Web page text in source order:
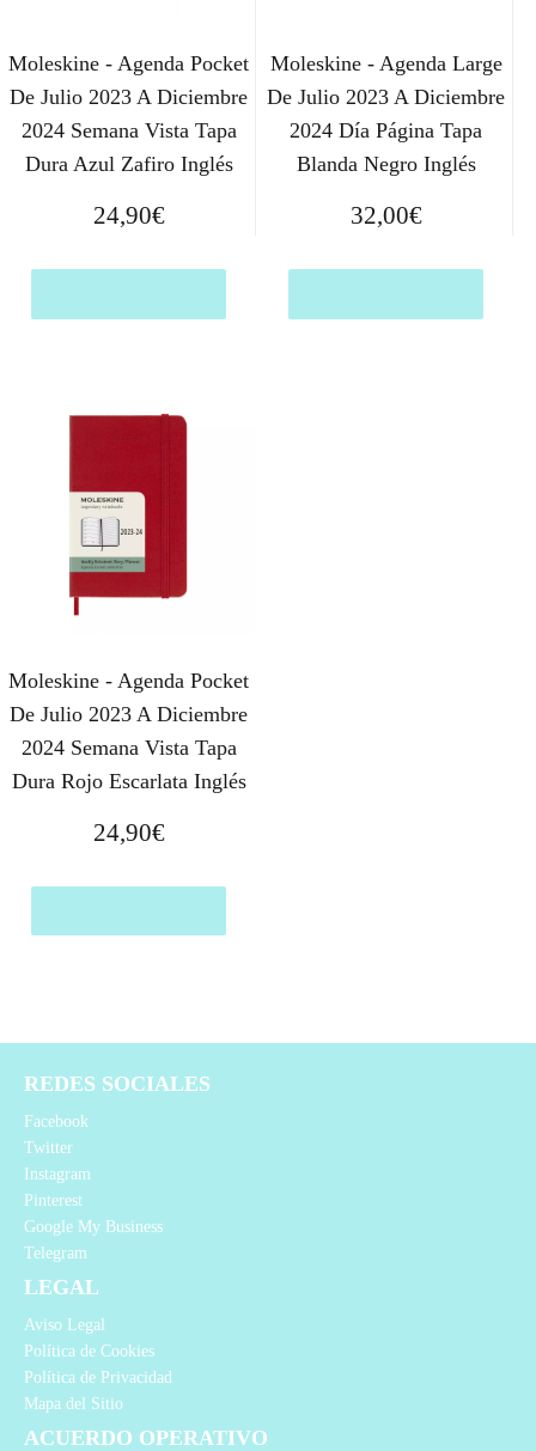
Moleskine - Agenda Pocket
De Julio 2023 A Diciembre
2024 Semana Vista Tapa
Dura Azul Zafiro Inglés
24,90€
Moleskine - Agenda Large
De Julio 2023 A Diciembre
2024 Día Página Tapa
Blanda Negro Inglés
32,00€
Moleskine - Agenda Pocket
De Julio 2023 A Diciembre
2024 Semana Vista Tapa
Dura Rojo Escarlata Inglés
24,90€
REDES SOCIALES
Facebook
Twitter
Instagram
Pinterest
Google My Business
Telegram
LEGAL
Aviso Legal
Política de Cookies
Política de Privacidad
Mapa del Sitio
ACUERDO OPERATIVO